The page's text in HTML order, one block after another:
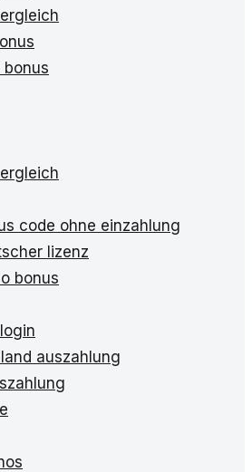
code ohne einzahlung
lizenz
bonus
auszahlung